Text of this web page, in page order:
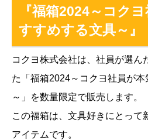
『福箱2024～コク
すすめする文具～』
コクヨ株式会社は、社員が選ん
た「福箱2024～コクヨ社員が
～」を数量限定で販売します​​。
この福箱は、文具好きにとって
アイテムです。